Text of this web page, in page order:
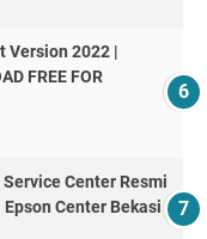
Version 2022 |
FREE FOR
Center Resmi
Center Bekasi